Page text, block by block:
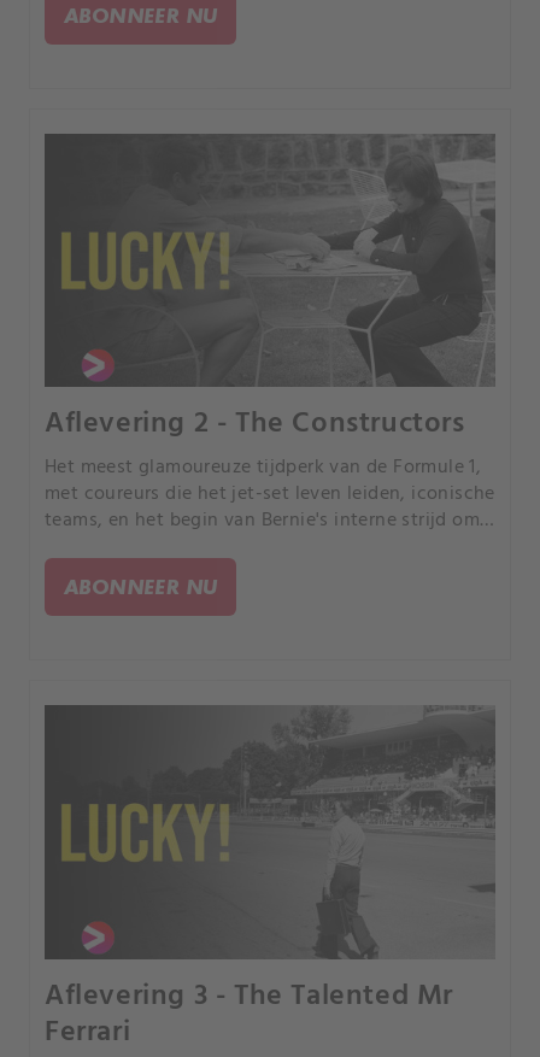
ABONNEER NU
Aflevering 2 - The Constructors
Het meest glamoureuze tijdperk van de Formule 1,
met coureurs die het jet-set leven leiden, iconische
teams, en het begin van Bernie's interne strijd om
ABONNEER NU
Aflevering 3 - The Talented Mr
Ferrari